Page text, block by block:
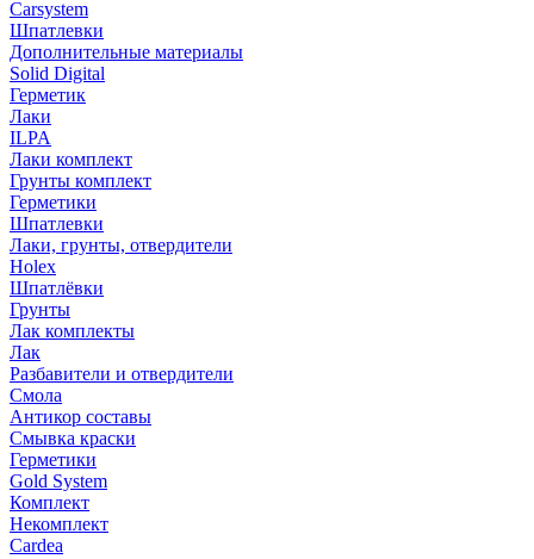
Carsystem
Шпатлевки
Дополнительные материалы
Solid Digital
Герметик
Лаки
ILPA
Лаки комплект
Грунты комплект
Герметики
Шпатлевки
Лаки, грунты, отвердители
Holex
Шпатлёвки
Грунты
Лак комплекты
Лак
Разбавители и отвердители
Смола
Антикор составы
Смывка краски
Герметики
Gold System
Комплект
Некомплект
Cardea